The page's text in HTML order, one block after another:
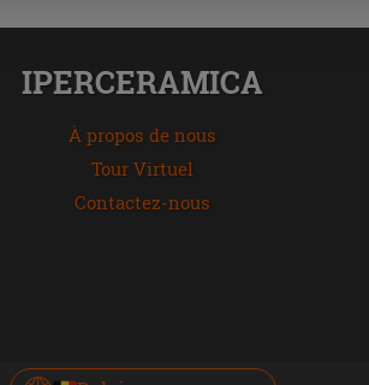
IPERCERAMICA
À propos de nous
Tour Virtuel
Contactez-nous